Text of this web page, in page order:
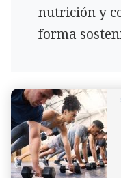
nutrición y
forma